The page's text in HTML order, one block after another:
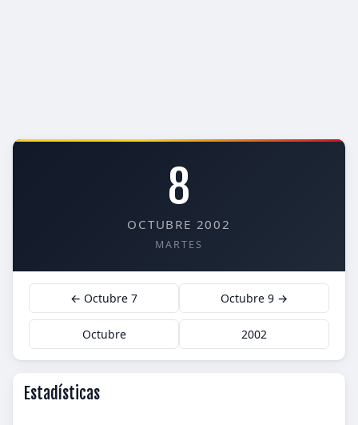
8
OCTUBRE 2002
MARTES
← Octubre 7 Octubre 9 →
Octubre 2002
Estadísticas